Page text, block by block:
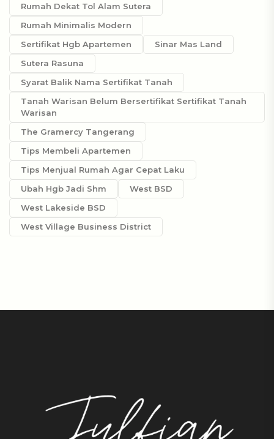
Rumah Dekat Tol Alam Sutera
Rumah Minimalis Modern
Sertifikat Hgb Apartemen
Sinar Mas Land
Sutera Rasuna
Syarat Balik Nama Sertifikat Tanah
Tanah Warisan Belum Bersertifikat Sertifikat Tanah
Warisan
The Gramercy Tangerang
Tips Membeli Apartemen
Tips Menjual Rumah Agar Cepat Laku
Ubah Hgb Jadi Shm
West BSD
West Lakeside BSD
West Village Business District